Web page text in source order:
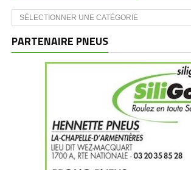
Catégories
et
PARTENAIRE PNEUS